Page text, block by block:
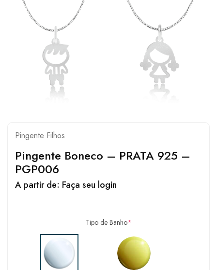
Pingente Filhos
Pingente Boneco – PRATA 925 –
PGP006
A partir de: Faça seu login
Tipo de Banho*